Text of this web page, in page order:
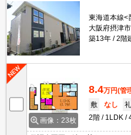
東海道本線<
大阪府摂津
築13年
2階
画像：23枚
8.4万円(管
敷
なし 礼
2階
1LDK